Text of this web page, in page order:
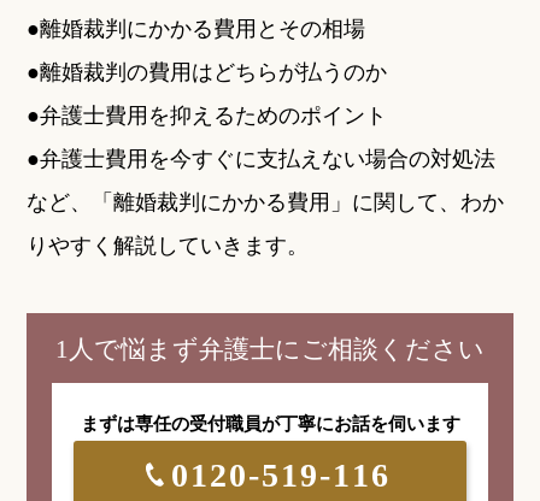
●離婚裁判にかかる費用とその相場
●離婚裁判の費用はどちらが払うのか
●弁護士費用を抑えるためのポイント
●弁護士費用を今すぐに支払えない場合の対処法
など、「離婚裁判にかかる費用」に関して、わか
りやすく解説していきます。
1人で悩まず弁護士にご相談ください
まずは専任の受付職員が丁寧にお話を伺います
0120-519-116